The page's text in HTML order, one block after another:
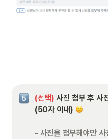
(선택) 사진 첨부 후 사
(50자 이내)
- 사진을 첨부해야만